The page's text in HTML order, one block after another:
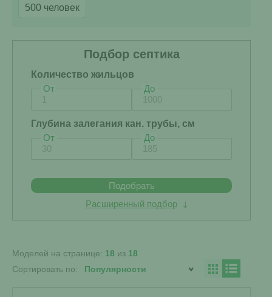
500 человек
Подбор септика
Количество жильцов
От
До
Глубина залегания кан. трубы, см
От
До
Подобрать
Расширенный подбор
Моделей на странице: 18 из 18
Сортировать по: